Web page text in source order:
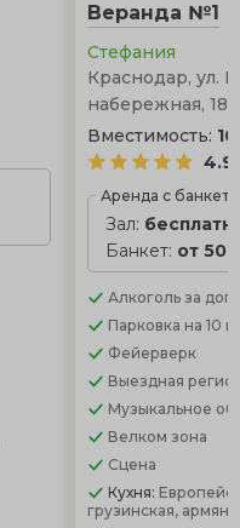
Веранда №1
Стефания
Краснодар, ул.
набережная,
Вместимость:
4.9
Аренда с
Зал:
Банкет: от
Алкоголь за
Парковка на 10
Фейерверк
Выездная
Музыкальное
Велком зона
Сцена
Кухня:
грузинская,